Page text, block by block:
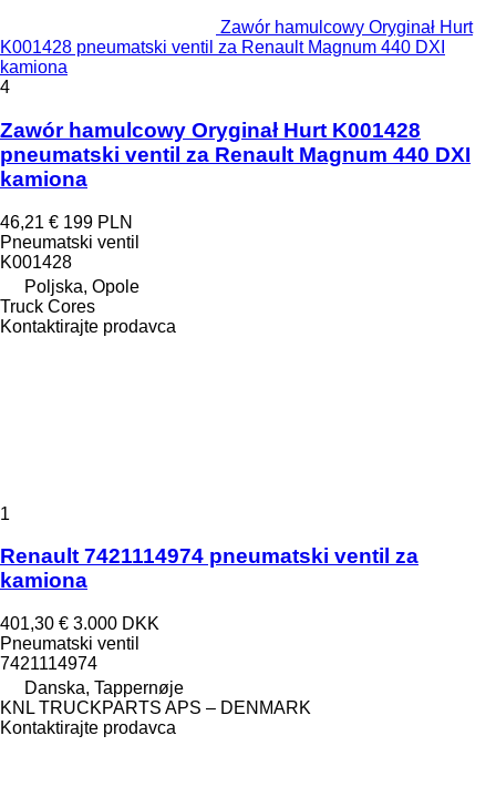
Zawór hamulcowy Oryginał Hurt
K001428 pneumatski ventil za Renault Magnum 440 DXI
kamiona
4
Zawór hamulcowy Oryginał Hurt K001428
pneumatski ventil za Renault Magnum 440 DXI
kamiona
46,21 € 199 PLN
Pneumatski ventil
K001428
Poljska, Opole
Truck Cores
Kontaktirajte prodavca
1
Renault 7421114974 pneumatski ventil za
kamiona
401,30 € 3.000 DKK
Pneumatski ventil
7421114974
Danska, Tappernøje
KNL TRUCKPARTS APS – DENMARK
Kontaktirajte prodavca